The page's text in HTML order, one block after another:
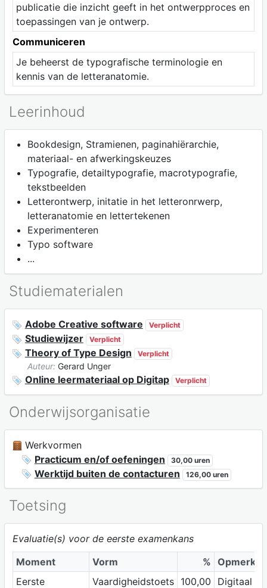
publicatie die inzicht geeft in het ontwerpproces en
toepassingen van je ontwerp.
Communiceren
Je beheerst de typografische terminologie en
kennis van de letteranatomie.
Leerinhoud
Bookdesign, Stramienen, paginahiërarchie,
materiaal- en afwerkingskeuzes
Typografie, detailtypografie, macrotypografie,
tekstbeelden
Letterontwerp, initatie in het letteronrwerp,
letteranatomie en lettertekenen
Experimenteren
Typo software
...
Studiematerialen
Adobe Creative software Verplicht
Studiewijzer Verplicht
Theory of Type Design Verplicht
Auteur: Gerard Unger
Online leermateriaal op Digitap Verplicht
Onderwijsorganisatie
Werkvormen
Practicum en/of oefeningen
30,00 uren
Werktijd buiten de contacturen 126,00 uren
Toetsing
Evaluatie(s) voor de eerste examenkans
Moment
Vorm %
Eerste
Vaardigheidstoets
100,00
Digitaal